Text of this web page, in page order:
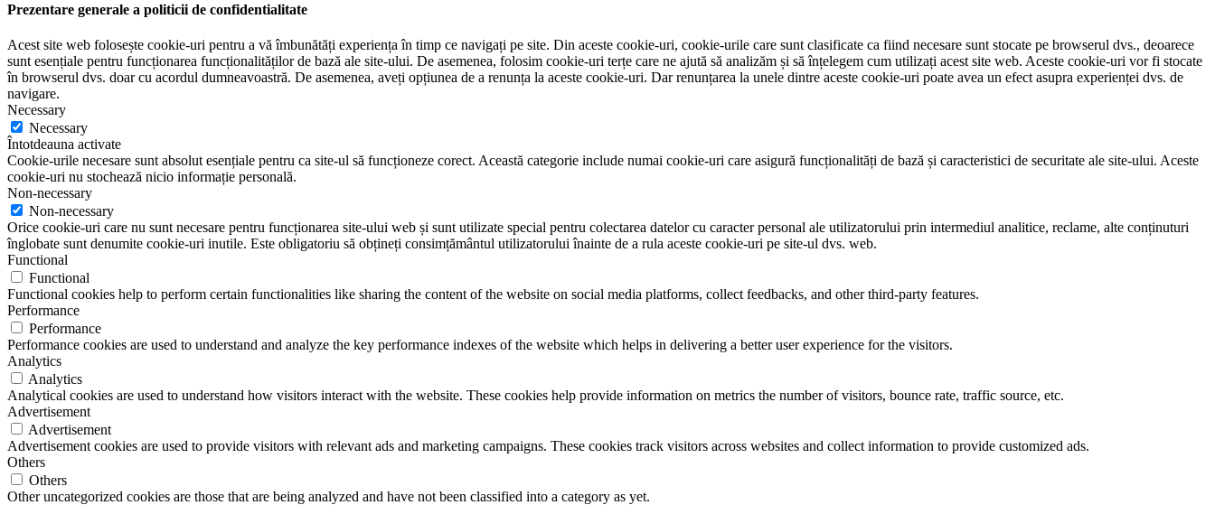
Prezentare generale a politicii de confidentialitate
Acest site web folosește cookie-uri pentru a vă îmbunătăți experiența în timp ce navigați pe site. Din aceste cookie-uri, cookie-urile care sunt clasificate ca fiind necesare sunt stocate pe browserul dvs., deoarece
sunt esențiale pentru funcționarea funcționalităților de bază ale site-ului. De asemenea, folosim cookie-uri terțe care ne ajută să analizăm și să înțelegem cum utilizați acest site web. Aceste cookie-uri vor fi stocate
în browserul dvs. doar cu acordul dumneavoastră. De asemenea, aveți opțiunea de a renunța la aceste cookie-uri. Dar renunțarea la unele dintre aceste cookie-uri poate avea un efect asupra experienței dvs. de
navigare.
Necessary
Necessary
Întotdeauna activate
Cookie-urile necesare sunt absolut esențiale pentru ca site-ul să funcționeze corect. Această categorie include numai cookie-uri care asigură funcționalități de bază și caracteristici de securitate ale site-ului. Aceste
cookie-uri nu stochează nicio informație personală.
Non-necessary
Non-necessary
Orice cookie-uri care nu sunt necesare pentru funcționarea site-ului web și sunt utilizate special pentru colectarea datelor cu caracter personal ale utilizatorului prin intermediul analitice, reclame, alte conținuturi
înglobate sunt denumite cookie-uri inutile. Este obligatoriu să obțineți consimțământul utilizatorului înainte de a rula aceste cookie-uri pe site-ul dvs. web.
Functional
Functional
Functional cookies help to perform certain functionalities like sharing the content of the website on social media platforms, collect feedbacks, and other third-party features.
Performance
Performance
Performance cookies are used to understand and analyze the key performance indexes of the website which helps in delivering a better user experience for the visitors.
Analytics
Analytics
Analytical cookies are used to understand how visitors interact with the website. These cookies help provide information on metrics the number of visitors, bounce rate, traffic source, etc.
Advertisement
Advertisement
Advertisement cookies are used to provide visitors with relevant ads and marketing campaigns. These cookies track visitors across websites and collect information to provide customized ads.
Others
Others
Other uncategorized cookies are those that are being analyzed and have not been classified into a category as yet.